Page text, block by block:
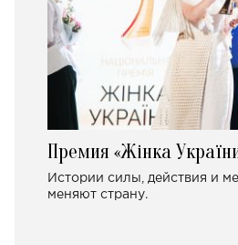
Премия «Жінка
Истории силы, действия и
меняют страну.